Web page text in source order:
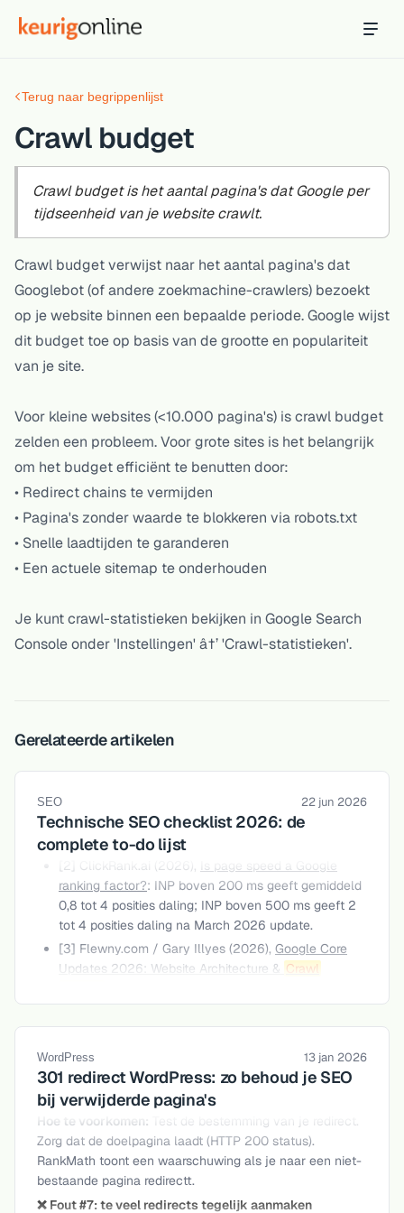
Hosting
Hosting & servers
Domeinnaam
Registreer je domein
Ontdek
Blog & tools
Webmail
Je mail bekijken in een online omgeving
Terug naar begrippenlijst
Crawl budget
Crawl budget is het aantal pagina's dat Google per
tijdseenheid van je website crawlt.
Crawl budget verwijst naar het aantal pagina's dat
Googlebot (of andere zoekmachine-crawlers) bezoekt
op je website binnen een bepaalde periode. Google wijst
dit budget toe op basis van de grootte en populariteit
van je site.
Voor kleine websites (<10.000 pagina's) is crawl budget
zelden een probleem. Voor grote sites is het belangrijk
om het budget efficiënt te benutten door:
• Redirect chains te vermijden
• Pagina's zonder waarde te blokkeren via robots.txt
• Snelle laadtijden te garanderen
• Een actuele sitemap te onderhouden
Je kunt crawl-statistieken bekijken in Google Search
Console onder 'Instellingen' â†’ 'Crawl-statistieken'.
Gerelateerde artikelen
SEO 22 jun 2026
Technische SEO checklist 2026: de
complete to-do lijst
[2] ClickRank.ai (2026),
Is page speed a Google
ranking factor?: INP boven 200 ms geeft gemiddeld
0,8 tot 4 posities daling; INP boven 500 ms geeft 2
tot 4 posities daling na March 2026 update.
[3] Flewny.com / Gary Illyes (2026), Google Core
Updates 2026: Website Architecture & Crawl
HTML per pagina; mediane mobiele homepage
weegt al circa 2,3 MB. SEMrush volatiliteitsscore
[4] Searchlab.nl (2026), Technische SEO statistieken
2026 (Chrome UX Report NL)
: 48% van Nederlandse
sites haalt alle CWV-drempelwaarden; 24% minder
bounces en 27% meer organisch verkeer bij
volledige CWV-compliance; HTTPS-adoptie NL 94%;
95,6% van Google top-10 pagina's gebruikt HTTPS;
niet-mobiel-geoptimaliseerde sites verliezen
WordPress 13 jan 2026
301 redirect WordPress: zo behoud je SEO
bij verwijderde pagina's
Hoe te voorkomen: Test de bestemming van je redirect.
Zorg dat de doelpagina laadt (HTTP 200 status).
RankMath toont een waarschuwing als je naar een niet-
bestaande pagina redirectt.
❌ Fout #7: te veel redirects tegelijk aanmaken